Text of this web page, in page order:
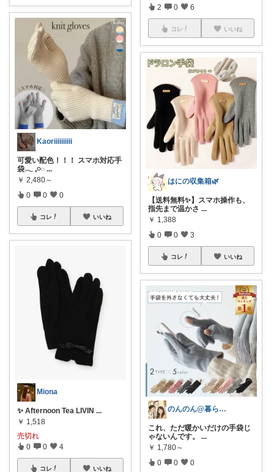
Kaoriiiiiiiiii
可愛い配色！！！ スマホ対応手
袋𓂃 𓈒𓏸◌ ...
￥ 2,480～
0 0 0
コレ いいね
Miona
✨ Afternoon Tea LIVIN ...
￥ 1,518
売切れ
0 0 4
コレ いいね
2 0 6
コレ いいね
はにの収集箱🌿
【送料無料✨】スマホ操作も、
指先まで温かさ ...
￥ 1,388
0 0 3
コレ いいね
のんのん@暮らしのやさしいアイテム
これ、ただ暖かいだけの手袋じ
ゃないんです。
...
￥ 1,780～
0 0 0